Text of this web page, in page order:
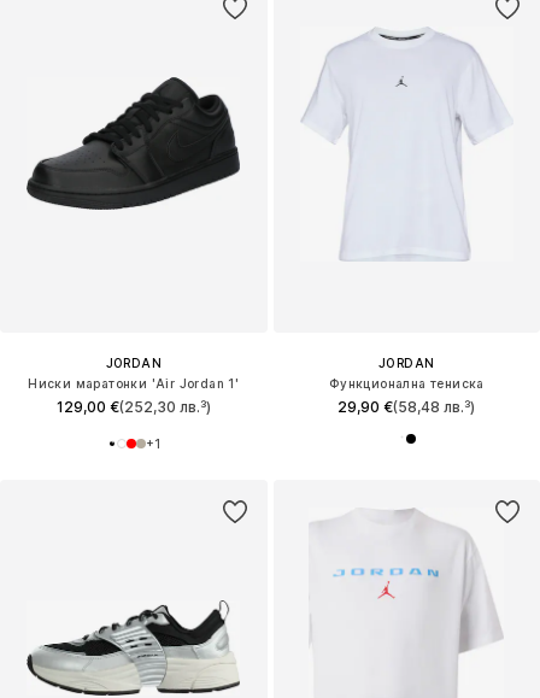
JORDAN
Ниски маратонки 'Air Jordan 1'
129,00 €(252,30 лв.³)
+1
JORDAN
Функционална тениска
29,90 €(58,48 лв.³)